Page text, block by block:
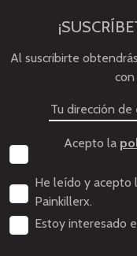
Al suscribirte
Acepto la
He leído y acepto
Painkillerx.
Estoy interesado